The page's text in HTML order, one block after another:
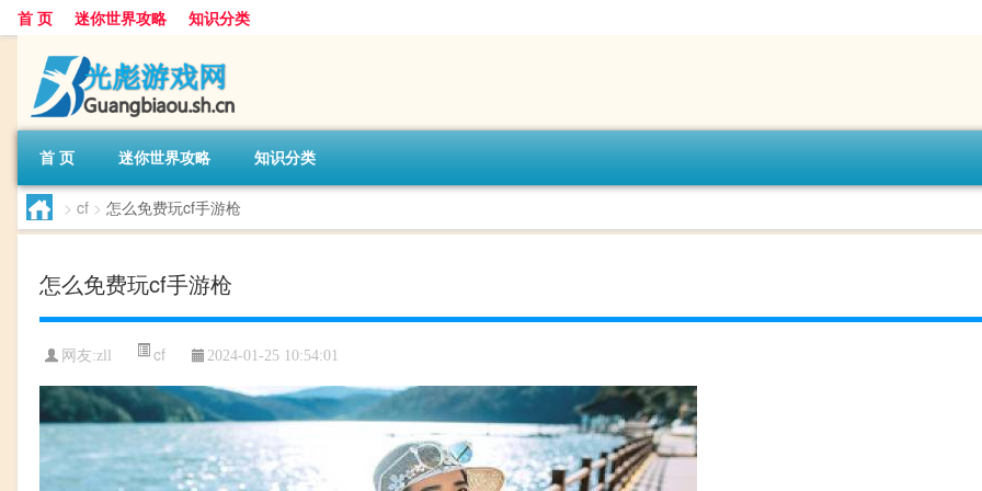
首 页 迷你世界攻略 知识分类
首 页 迷你世界攻略 知识分类
> cf > 怎么免费玩cf手游枪
怎么免费玩cf手游枪
网友:zll cf 2024-01-25 10:54:01